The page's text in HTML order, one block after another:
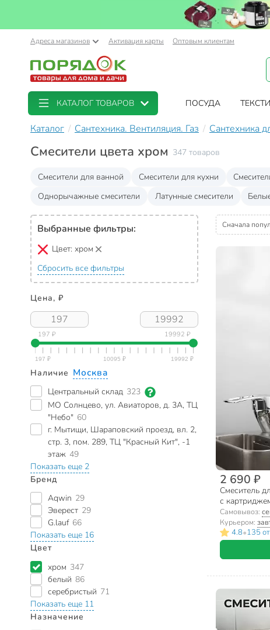
Адреса магазинов Активация карты Оптовым клиентам
КАТАЛОГ ТОВАРОВ ПОСУДА
Каталог Сантехника. Вентиляция. Газ Сантехника
Смесители цвета хром 347 товаров
Смесители для ванной Смесители для кухни
Однорычажные смесители
Латунные смесители
Выбранные фильтры:
Цвет: хром
Сбросить все фильтры
Цена, ₽
197 ₽ 19992 ₽
Наличие Москва
Центральный склад 323
МО Солнцево, ул. Авиаторов, д. 3А, ТЦ
"Небо" 60
г. Мытищи, Шараповский проезд, вл. 2,
стр. 3, пом. 289, ТЦ "Красный Кит", -1
этаж 49
Показать еще 2
Бренд
Aqwin 29
Эверест 29
G.lauf 66
Показать еще 16
Цвет
хром 347
белый 86
серебристый 71
Показать еще 11
Назначение
Сначала
2 690 ₽
Смеситель
с
Самовывоз:
Курьером:
4.8•135